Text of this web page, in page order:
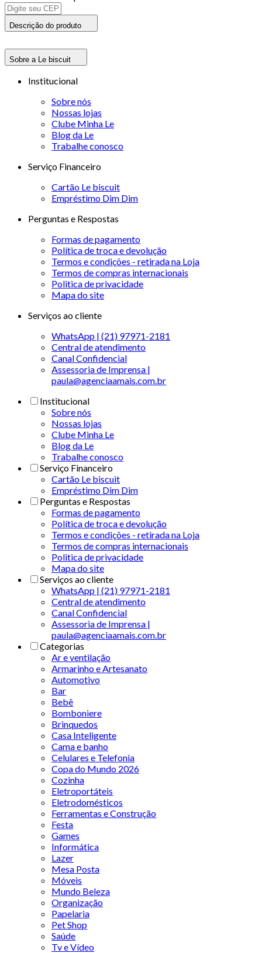
Descrição do produto
Sobre a Le biscuit
Institucional
Sobre nós
Nossas lojas
Clube Minha Le
Blog da Le
Trabalhe conosco
Serviço Financeiro
Cartão Le biscuit
Empréstimo Dim Dim
Perguntas e Respostas
Formas de pagamento
Política de troca e devolução
Termos e condições - retirada na Loja
Termos de compras internacionais
Politica de privacidade
Mapa do site
Serviços ao cliente
WhatsApp | (21) 97971-2181
Central de atendimento
Canal Confidencial
Assessoria de Imprensa |
paula@agenciaamais.com.br
Institucional
Sobre nós
Nossas lojas
Clube Minha Le
Blog da Le
Trabalhe conosco
Serviço Financeiro
Cartão Le biscuit
Empréstimo Dim Dim
Perguntas e Respostas
Formas de pagamento
Política de troca e devolução
Termos e condições - retirada na Loja
Termos de compras internacionais
Politica de privacidade
Mapa do site
Serviços ao cliente
WhatsApp | (21) 97971-2181
Central de atendimento
Canal Confidencial
Assessoria de Imprensa |
paula@agenciaamais.com.br
Categorias
Ar e ventilação
Armarinho e Artesanato
Automotivo
Bar
Bebê
Bomboniere
Brinquedos
Casa Inteligente
Cama e banho
Celulares e Telefonia
Copa do Mundo 2026
Cozinha
Eletroportáteis
Eletrodomésticos
Ferramentas e Construção
Festa
Games
Informática
Lazer
Mesa Posta
Móveis
Mundo Beleza
Organização
Papelaria
Pet Shop
Saúde
Tv e Vídeo